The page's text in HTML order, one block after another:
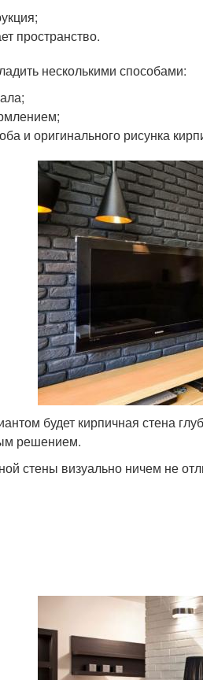
пространство.
несколькими способами:
и оригинального рисунка
будет кирпичная стена
решением.
стены визуально ничем не